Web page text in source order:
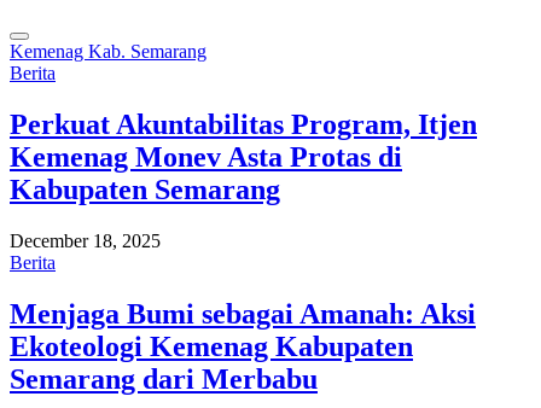
Kemenag Kab. Semarang
Berita
Perkuat Akuntabilitas Program, Itjen
Kemenag Monev Asta Protas di
Kabupaten Semarang
December 18, 2025
Berita
Menjaga Bumi sebagai Amanah: Aksi
Ekoteologi Kemenag Kabupaten
Semarang dari Merbabu